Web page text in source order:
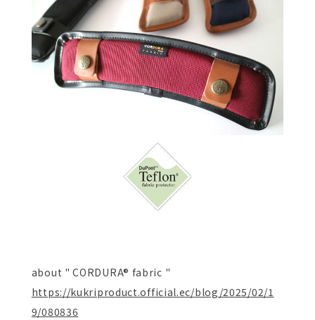
about " CORDURA® fabric "
https://kukriproduct.official.ec/blog/2025/02/1
9/080836